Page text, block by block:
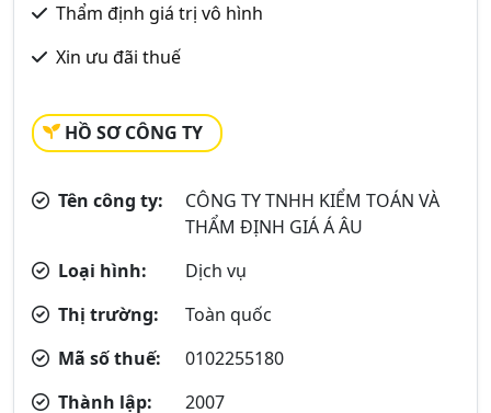
Thẩm định giá trị vô hình
Xin ưu đãi thuế
HỒ SƠ CÔNG TY
Tên công ty:
CÔNG TY TNHH KIỂM TOÁN VÀ
THẨM ĐỊNH GIÁ Á ÂU
Loại hình:
Dịch vụ
Thị trường:
Toàn quốc
Mã số thuế:
0102255180
Thành lập:
2007